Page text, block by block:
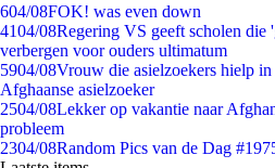
604/08FOK! was even down
4104/08Regering VS geeft scholen die
verbergen voor ouders ultimatum
5904/08Vrouw die asielzoekers hielp
Afghaanse asielzoeker
2504/08Lekker op vakantie naar
probleem
2304/08Random Pics van de Dag